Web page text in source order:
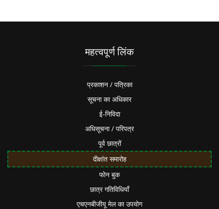
महत्वपूर्ण लिंक
प्रकाशन / पत्रिका
सूचना का अधिकार
ई-निविदा
अधिसूचना / परिपत्र
पूर्व छात्रों
दीक्षांत समारोह
फोन बुक
छात्र गतिविधियाँ
एचएनबीजीयू मेल का उपयोग